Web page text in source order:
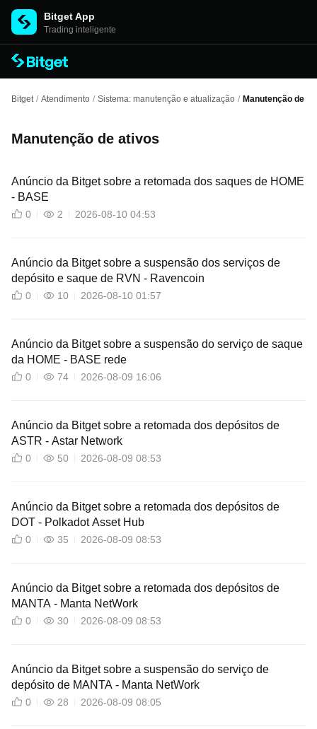
Bitget App
Trading inteligente
Bitget / Atendimento / Sistema: manutenção e atualização / Manutenção de
Manutenção de ativos
Anúncio da Bitget sobre a retomada dos saques de HOME
- BASE
0 2 2026-08-10 04:53
Anúncio da Bitget sobre a suspensão dos serviços de
depósito e saque de RVN - Ravencoin
0 10 2026-08-10 01:57
Anúncio da Bitget sobre a suspensão do serviço de saque
da HOME - BASE rede
0 74 2026-08-09 16:06
Anúncio da Bitget sobre a retomada dos depósitos de
ASTR - Astar Network
0 50 2026-08-09 08:53
Anúncio da Bitget sobre a retomada dos depósitos de
DOT - Polkadot Asset Hub
0 35 2026-08-09 08:53
Anúncio da Bitget sobre a retomada dos depósitos de
MANTA - Manta NetWork
0 30 2026-08-09 08:53
Anúncio da Bitget sobre a suspensão do serviço de
depósito de MANTA - Manta NetWork
0 28 2026-08-09 08:05